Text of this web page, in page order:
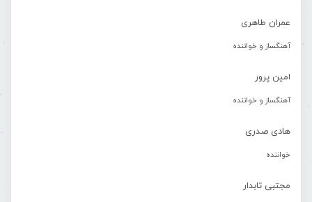
عمران طاهری
آهنگساز و خواننده
امین پرور
آهنگساز و خواننده
هادی صدری
خواننده
مجتبی تابدار